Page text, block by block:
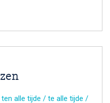
alle tijde / te alle tijde /